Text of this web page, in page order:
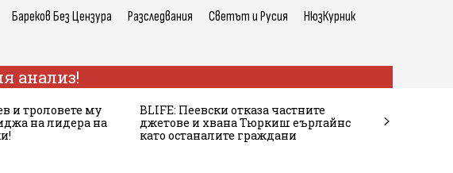
Бареков Без Цензура Разследвания Светът и Русия НюзКурник
анализ!
и троловете му
на лидера на
BLIFE: Пеевски отказа частните
джетове и хвана Тюркиш еърлайнс
като останалите граждани